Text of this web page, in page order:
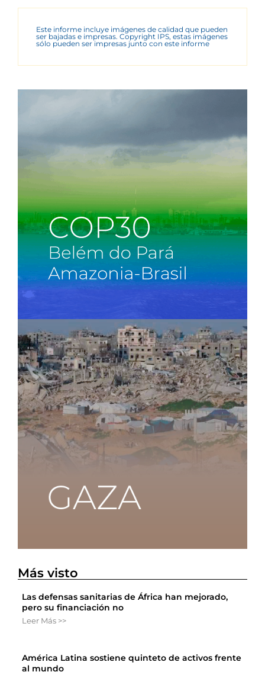
Este informe incluye imágenes de calidad que pueden
ser bajadas e impresas. Copyright IPS, estas imágenes
sólo pueden ser impresas junto con este informe
Más visto
Las defensas sanitarias de África han mejorado,
pero su financiación no
Leer Más >>
América Latina sostiene quinteto de activos frente
al mundo